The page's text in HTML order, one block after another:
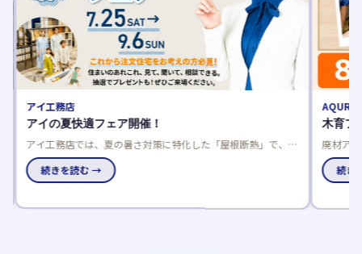
アイ工務店
アイの夏快適フェア開催！
アイ工務店では、夏の暑さ対策に特化した「屋根断熱」で、数
値だけでは分からない本当の涼しさをモデルハウスで体感でき
るフェアを開催中です。
続きを読む →
AQURA
木育フ
廃材ア
国のア
究にも最
続き